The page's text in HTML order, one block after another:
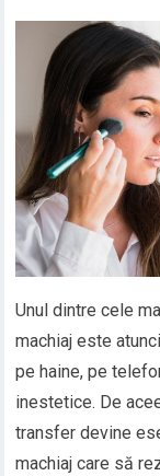
Unul dintre cele
machiaj este
pe haine, pe
inestetice. De
transfer devine
machiaj care să